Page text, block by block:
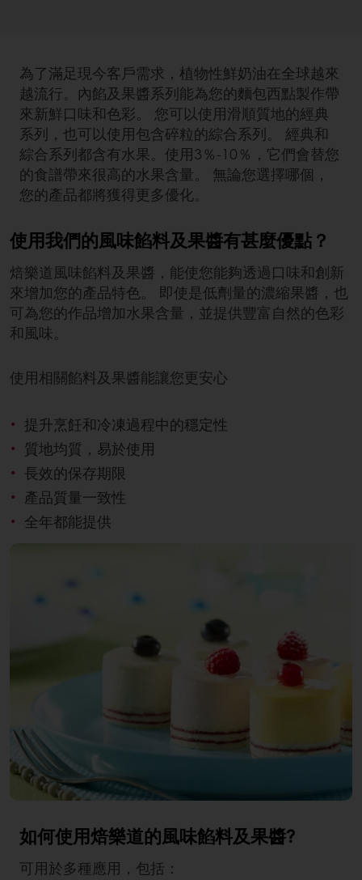
為了滿足現今客戶需求，植物性鮮奶油在全球越來
越流行。內餡及果醬系列能為您的麵包西點製作帶
來新鮮口味和色彩。 您可以使用滑順質地的經典
系列，也可以使用包含碎粒的綜合系列。 經典和
綜合系列都含有水果。使用3％-10％，它們會替您
的食譜帶來很高的水果含量。 無論您選擇哪個，
您的產品都將獲得更多優化。
使用我們的風味餡料及果醬有甚麼優點？
焙樂道風味餡料及果醬，能使您能夠透過口味和創新
來增加您的產品特色。 即使是低劑量的濃縮果醬，也
可為您的作品增加水果含量，並提供豐富自然的色彩
和風味。
使用相關餡料及果醬能讓您更安心
提升烹飪和冷凍過程中的穩定性
質地均質，易於使用
長效的保存期限
產品質量一致性
全年都能提供
如何使用焙樂道的風味餡料及果醬?
可用於多種應用，包括：